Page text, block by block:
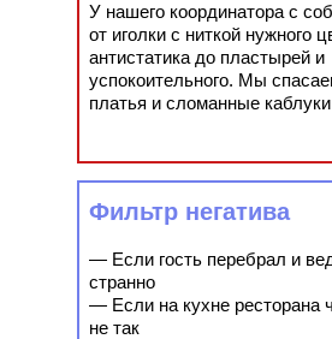
У нашего координатора с
от иголки с ниткой нужного
антистатика до пластырей и
успокоительного. Мы
платья и сломанные
Фильтр негатива
— Если гость перебрал и
странно
— Если на кухне ресторана
не так